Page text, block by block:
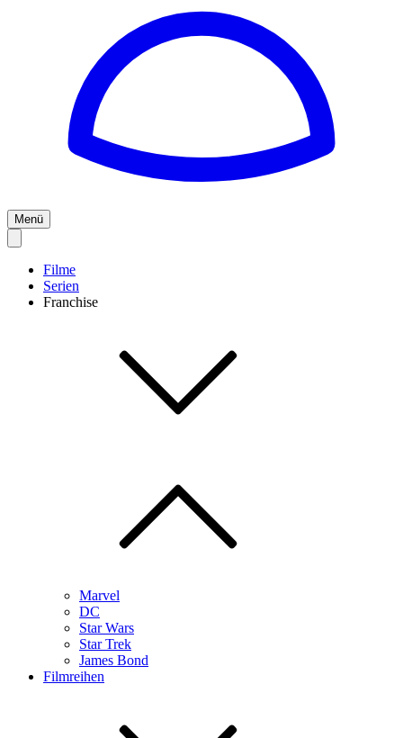
Menü
Filme
Serien
Franchise
Marvel
DC
Star Wars
Star Trek
James Bond
Filmreihen